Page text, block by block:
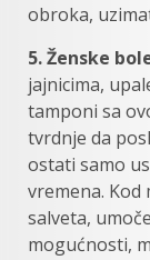
obroka,
5. Ženske
jajnicima,
tamponi sa
tvrdnje da
ostati samo
vremena.
salveta,
mogućnosti,